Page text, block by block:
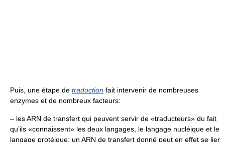
Puis, une étape de traduction fait intervenir de nombreuses
enzymes et de nombreux facteurs:
– les ARN de transfert qui peuvent servir de «traducteurs» du fait
qu’ils «connaissent» les deux langages, le langage nucléique et le
langage protéique; un ARN de transfert donné peut en effet se lier